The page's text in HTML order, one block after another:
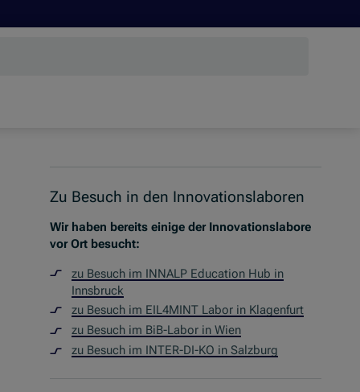
Zu Besuch in den Innovationslaboren
Wir haben bereits einige der Innovationslabore
vor Ort besucht:
zu Besuch im INNALP Education Hub in
Innsbruck
zu Besuch im EIL4MINT Labor in Klagenfurt
zu Besuch im BiB-Labor in Wien
zu Besuch im INTER-DI-KO in Salzburg